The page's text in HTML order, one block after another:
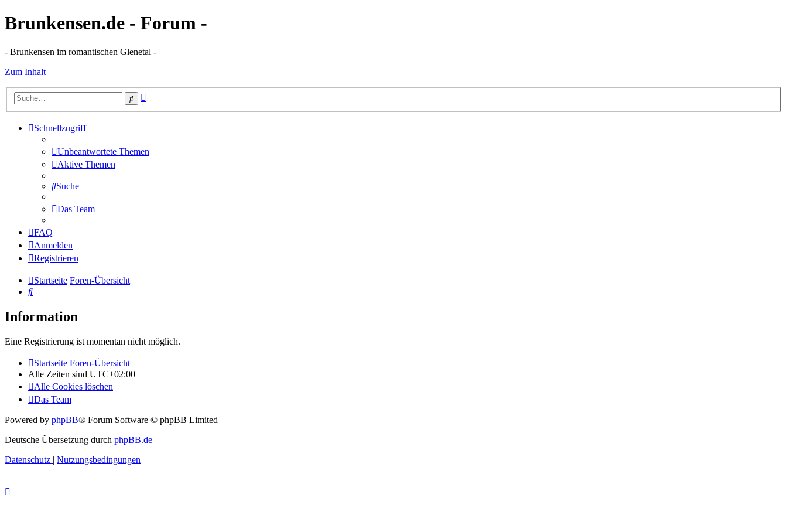
Brunkensen.de - Forum -
- Brunkensen im romantischen Glenetal -
Zum Inhalt
Suche
Schnellzugriff
Unbeantwortete Themen
Aktive Themen
Suche
Das Team
FAQ
Anmelden
Registrieren
Startseite Foren-Übersicht
Suche
Information
Eine Registrierung ist momentan nicht möglich.
Startseite Foren-Übersicht
Alle Zeiten sind UTC+02:00
Alle Cookies löschen
Das Team
Powered by phpBB® Forum Software © phpBB Limited
Deutsche Übersetzung durch phpBB.de
Datenschutz | Nutzungsbedingungen